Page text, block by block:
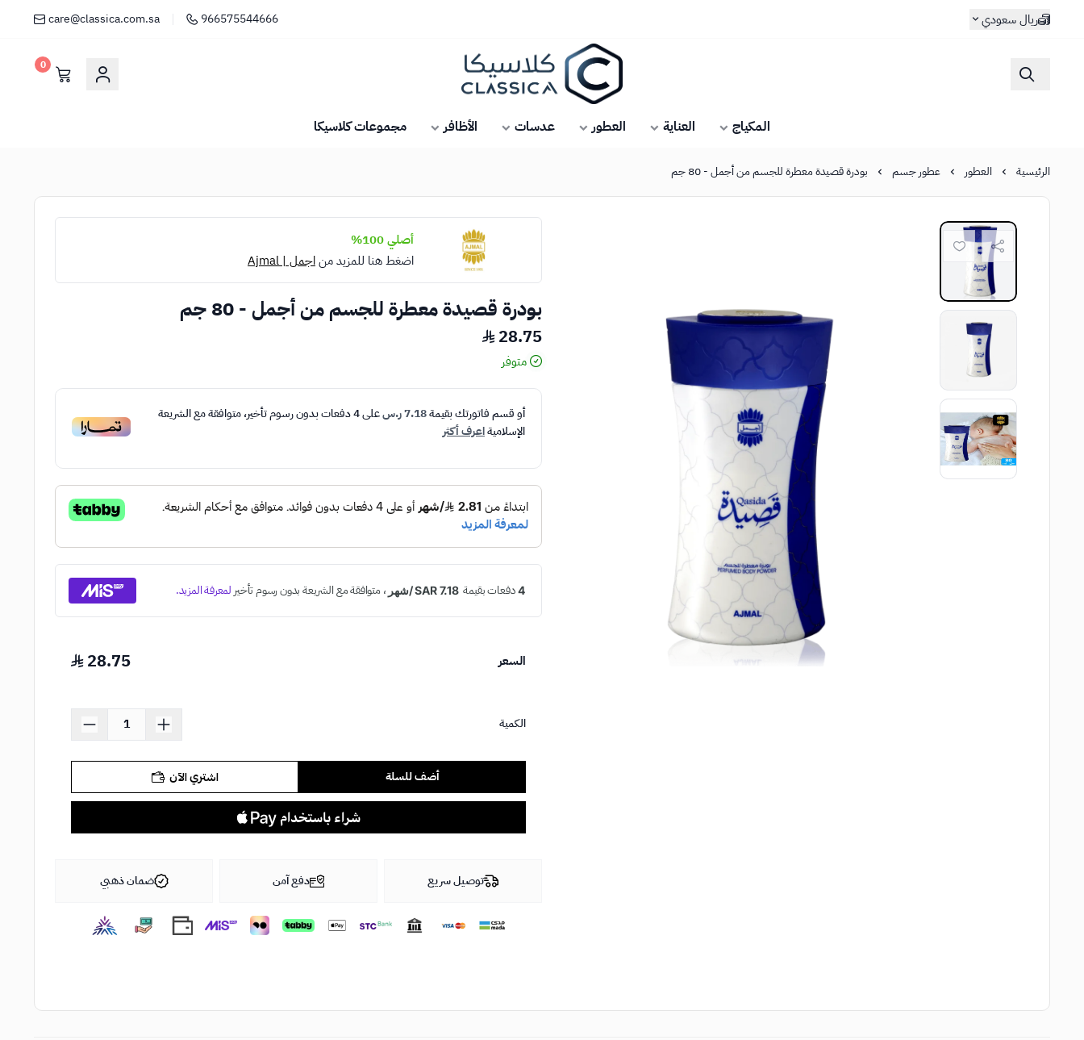
ريال سعودي 966575544666
care@classica.com.sa
كلاسيكا
0
المكياج العناية العطور عدسات الأظافر مجموعات كلاسيكا
الرئيسية العطور عطور جسم بودرة قصيدة معطرة للجسم من أجمل - 80 جم
أصلي 100%
اضغط هنا للمزيد مناجمل | Ajmal
بودرة قصيدة معطرة للجسم من أجمل - 80 جم
28.75
متوفر
أو قسم فاتورتك بقيمة7.18 ر.س على4دفعات بدون رسوم تأخير، متوافقة مع الشريعة
الإسلاميةاعرف أكثر
السعر 28.75
الكمية
أضف للسلة اشتري الآن
توصيل سريع دفع آمن ضمان ذهبي